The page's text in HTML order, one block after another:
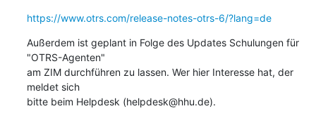
https://www.otrs.com/release-notes-otrs-6/?lang=de
Außerdem ist geplant in Folge des Updates Schulungen für
"OTRS-Agenten"
am ZIM durchführen zu lassen. Wer hier Interesse hat, der
meldet sich
bitte beim Helpdesk (helpdesk@hhu.de).